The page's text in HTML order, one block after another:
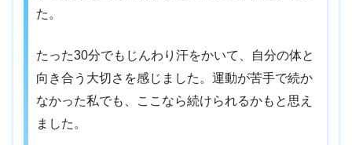
た。
たった30分でもじんわり汗をかいて、自分の体と
向き合う大切さを感じました。運動が苦手で続か
なかった私でも、ここなら続けられるかもと思え
ました。